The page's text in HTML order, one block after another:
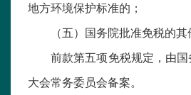
地方环境保护标准的；
（五）国务院批准免税的其
前款第五项免税规定，由
大会常务委员会备案。